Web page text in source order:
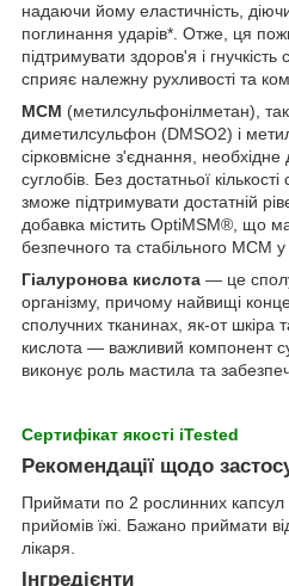
надаючи йому еластичність,
поглинання ударів*. Отже, ця
підтримувати здоров'я і
сприяє належну рухливості та
МСМ (метилсульфонілметан),
диметилсульфон (DMSO2) і
сірковмісне з'єднання,
суглобів. Без достатньої
зможе підтримувати достатній
добавка містить OptiMSM®, що
безпечного та стабільного МСМ у
Гіалуронова кислота — це
організму, причому найвищі
сполучних тканинах, як-от шкіра
кислота — важливий компонент
виконує роль мастила та
Сертифікат якості iTested
Рекомендації щодо
Приймати по 2 рослинних капсул
прийомів їжі. Бажано приймати
лікаря.
Інгредієнти